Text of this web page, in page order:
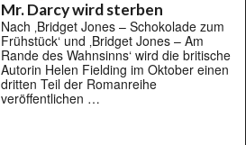
Mr. Darcy wird sterben
Nach ‚Bridget Jones – Schokolade zum
Frühstück‘ und ‚Bridget Jones – Am
Rande des Wahnsinns‘ wird die britische
Autorin Helen Fielding im Oktober einen
dritten Teil der Romanreihe
veröffentlichen …